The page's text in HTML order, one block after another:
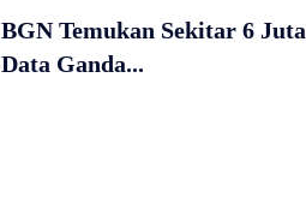
BGN Temukan Sekitar 6 Juta
Data Ganda...